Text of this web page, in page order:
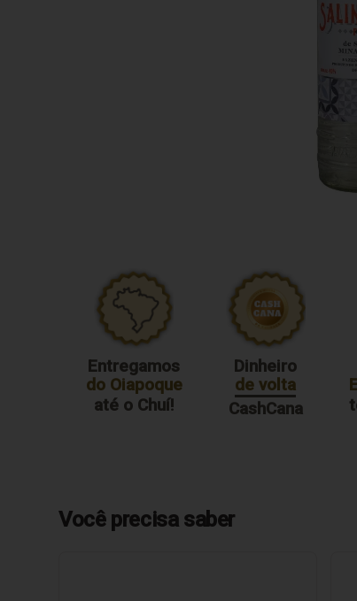
Entregamos
do Oiapoque
até o Chuí!
Dinheiro
de volta
CashCana
Você precisa saber